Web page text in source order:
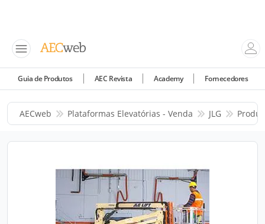
Guia de Produtos AEC Revista Academy Fornecedores
AECweb Plataformas Elevatórias - Venda JLG